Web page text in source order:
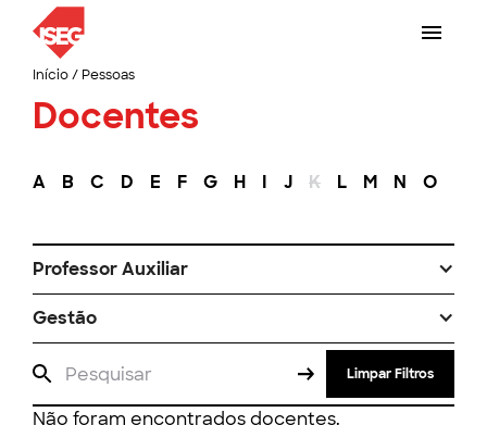
Início/ Pessoas
Docentes
A B C D E F G H I J K L M N O
Professor Auxiliar
Gestão
Limpar Filtros
Não foram encontrados docentes.